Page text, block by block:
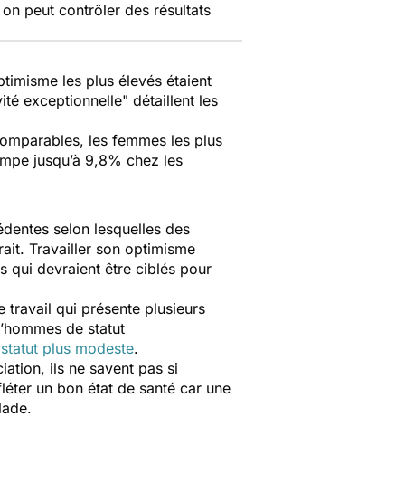
peut contrôler des résultats
les plus élevés étaient
exceptionnelle" détaillent les
les femmes les plus
jusqu’à 9,8% chez les
selon lesquelles des
Travailler son optimisme
qui devraient être ciblés pour
travail qui présente plusieurs
de statut
plus modeste.
ils ne savent pas si
un bon état de santé car une